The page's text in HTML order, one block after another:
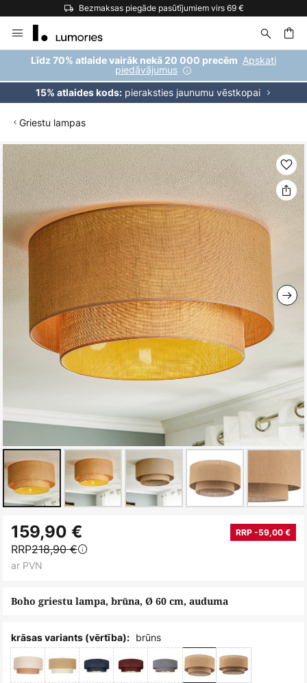
Bezmaksas piegāde pasūtījumiem virs 69 €
to
Content
Līdz 70% atlaide vairāk nekā 20 000 precēm Apskati
piedāvājumus
15% atlaides kods:pieraksties jaunumu vēstkopai
Griestu lampas
Iet
uz
galerijas
beigām
uz
galerijas
sākumu
Boho griestu lampa, brūna, Ø 60 cm, auduma
159,90 € RRP -59,00 €
RRP218,90 €
ar PVN
krāsas variants (vērtība): brūns